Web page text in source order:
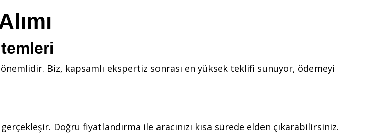
Biz, kapsamlı ekspertiz sonrası en yüksek teklifi sunuyor, ödemeyi
Doğru fiyatlandırma ile aracınızı kısa sürede elden çıkarabilirsiniz.